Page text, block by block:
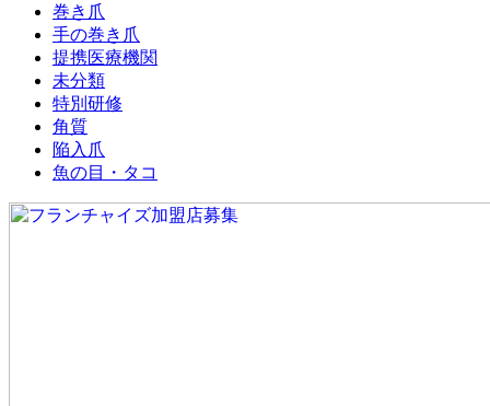
巻き爪
手の巻き爪
提携医療機関
未分類
特別研修
角質
陥入爪
魚の目・タコ